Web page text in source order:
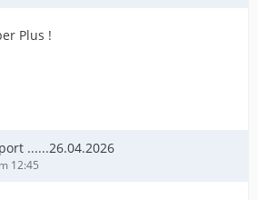
Plus !
......26.04.2026
12:45